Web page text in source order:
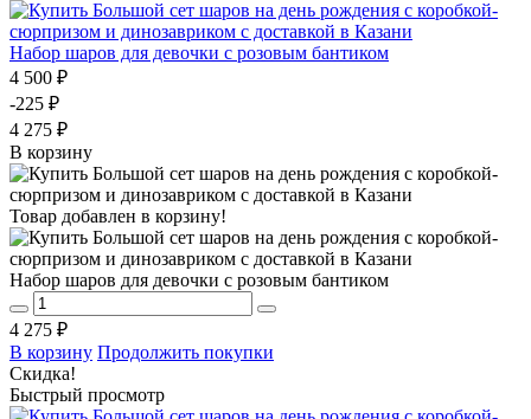
Набор шаров для девочки с розовым бантиком
4 500 ₽
-225 ₽
4 275 ₽
В корзину
Товар добавлен в корзину!
Набор шаров для девочки с розовым бантиком
4 275 ₽
В корзину Продолжить покупки
Скидка!
Быстрый просмотр